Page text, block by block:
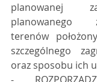
planowanej
planowanego
terenów
szczególnego
oraz sposobu ich